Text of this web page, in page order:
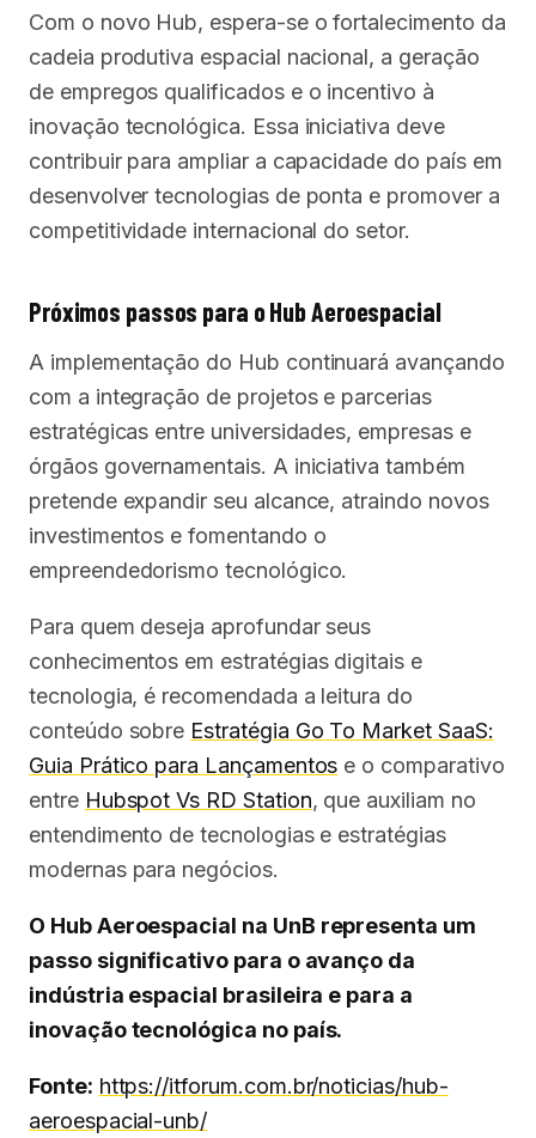
Com o novo Hub, espera-se o fortalecimento da
cadeia produtiva espacial nacional, a geração
de empregos qualificados e o incentivo à
inovação tecnológica. Essa iniciativa deve
contribuir para ampliar a capacidade do país em
desenvolver tecnologias de ponta e promover a
competitividade internacional do setor.
Próximos passos para o Hub Aeroespacial
A implementação do Hub continuará avançando
com a integração de projetos e parcerias
estratégicas entre universidades, empresas e
órgãos governamentais. A iniciativa também
pretende expandir seu alcance, atraindo novos
investimentos e fomentando o
empreendedorismo tecnológico.
Para quem deseja aprofundar seus
conhecimentos em estratégias digitais e
tecnologia, é recomendada a leitura do
conteúdo sobre Estratégia Go To Market SaaS:
Guia Prático para Lançamentos e o comparativo
entre Hubspot Vs RD Station, que auxiliam no
entendimento de tecnologias e estratégias
modernas para negócios.
O Hub Aeroespacial na UnB representa um
passo significativo para o avanço da
indústria espacial brasileira e para a
inovação tecnológica no país.
Fonte: https://itforum.com.br/noticias/hub-
aeroespacial-unb/